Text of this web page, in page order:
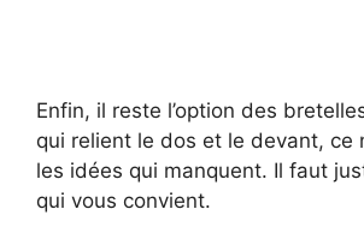
Enfin, il reste l’option des
qui relient le dos et le devant, ce
les idées qui manquent. Il faut
qui vous convient.